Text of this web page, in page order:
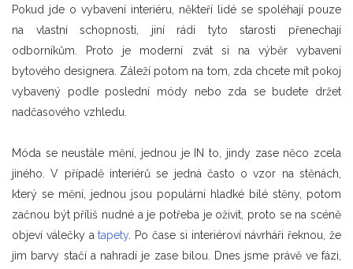
Pokud jde o vybavení interiéru, někteří lidé se spoléhají pouze
na vlastní schopnosti, jiní rádi tyto starosti přenechají
odborníkům. Proto je moderní zvát si na výběr vybavení
bytového designera. Záleží potom na tom, zda chcete mít pokoj
vybavený podle poslední módy nebo zda se budete držet
nadčasového vzhledu.
Móda se neustále mění, jednou je IN to, jindy zase něco zcela
jiného. V případě interiérů se jedná často o vzor na stěnách,
který se mění, jednou jsou populární hladké bílé stěny, potom
začnou být příliš nudné a je potřeba je oživit, proto se na scéně
objeví válečky atapety. Po čase si interiéroví návrháři řeknou, že
jim barvy stačí a nahradí je zase bílou. Dnes jsme právě ve fázi,